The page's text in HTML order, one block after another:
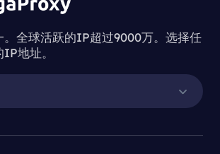
。全球活跃的IP超过9000万。选择任
地址。